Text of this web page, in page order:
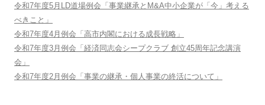
令和7年度5月LD道場例会「事業継承とM&A中小企業が「今」考える
べきこと」
令和7年度4月例会「高市内閣における成長戦略」
令和7年度3月例会「経済同志会シープクラブ 創立45周年記念講演
会」
令和7年度2月例会「事業の継承・個人事業の終活について」